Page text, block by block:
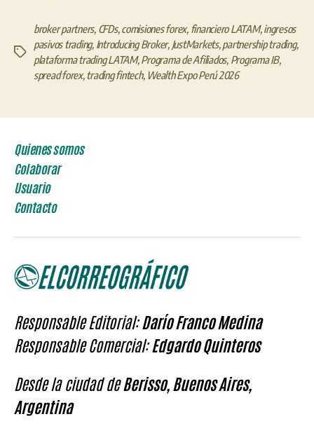
Etiquetas
broker partners, CFDs,comisiones forex, financiero LATAM,ingresos
pasivos trading, Introducing Broker, JustMarkets,partnership trading,
plataforma trading LATAM,Programa de Afiliados, Programa IB,
spread forex,trading fintech, Wealth Expo Perú 2026
Quienes somos
Colaborar
Usuario
Contacto
Responsable Editorial:Darío Franco Medina
Responsable Comercial:Edgardo Quinteros
Desde la ciudad deBerisso, Buenos Aires,
Argentina